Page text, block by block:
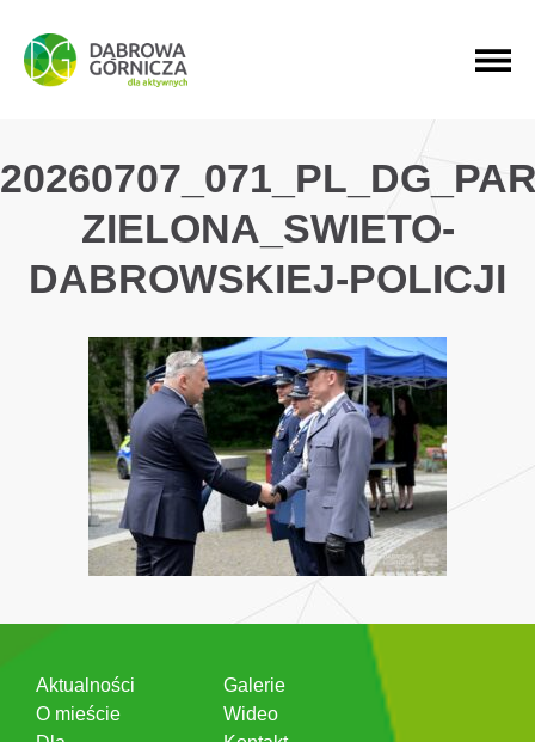
PRZEJDŹ DO MENU GŁÓWNEGO
PRZEJDŹ DO WYSZUKIWARKI
PRZEJDŹ DO TREŚCI
ZIELONA_SWIETO-
DABROWSKIEJ-POLICJI
Aktualności
O mieście
Galerie
Wideo